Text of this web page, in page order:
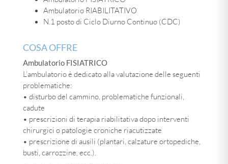
Ambulatorio RIABILITATIVO
N.1 posto di Ciclo Diurno Continuo (CDC)
COSA OFFRE
Ambulatorio FISIATRICO
L’ambulatorio è dedicato alla valutazione delle seguenti
problematiche:
• disturbo del cammino, problematiche funzionali,
cadute
• prescrizioni di terapia riabilitativa dopo interventi
chirurgici o patologie croniche riacutizzate
• prescrizione di ausili (plantari, calzature ortopediche,
busti, carrozzine, ecc.).